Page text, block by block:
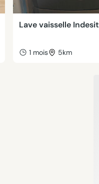
Lave vaisselle Indesit
1 mois 5km